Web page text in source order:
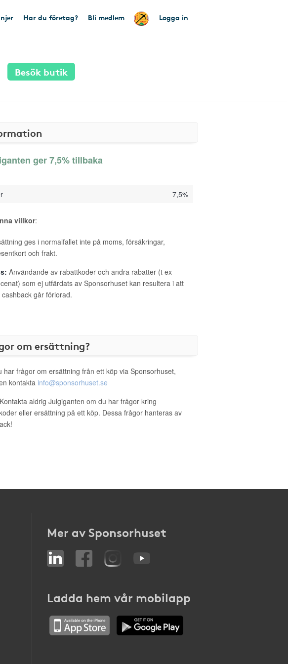
Har du företag? Bli medlem Logga in
Besök butik
ger 7,5% tillbaka
7,5%
villkor:
ges i normalfallet inte på moms, försäkringar,
och frakt.
Användande av rabattkoder och andra rabatter (t ex
som ej utfärdats av Sponsorhuset kan resultera i att
cashback går förlorad.
om ersättning?
har frågor om ersättning från ett köp via Sponsorhuset,
kontakta info@sponsorhuset.se
aldrig Julgiganten om du har frågor kring
eller ersättning på ett köp. Dessa frågor hanteras av
Mer av Sponsorhuset
Ladda hem vår mobilapp